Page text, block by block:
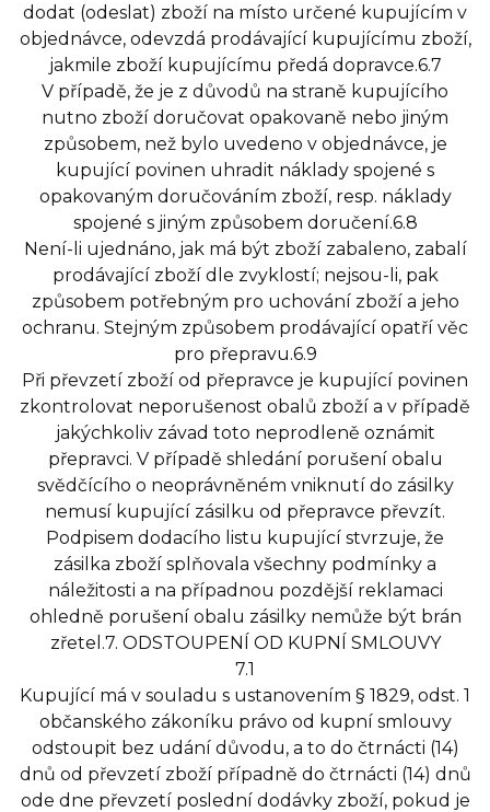
dodat (odeslat) zboží na místo určené kupujícím v
objednávce, odevzdá prodávající kupujícímu zboží,
jakmile zboží kupujícímu předá dopravce.6.7
V případě, že je z důvodů na straně kupujícího
nutno zboží doručovat opakovaně nebo jiným
způsobem, než bylo uvedeno v objednávce, je
kupující povinen uhradit náklady spojené s
opakovaným doručováním zboží, resp. náklady
spojené s jiným způsobem doručení.6.8
Není-li ujednáno, jak má být zboží zabaleno, zabalí
prodávající zboží dle zvyklostí; nejsou-li, pak
způsobem potřebným pro uchování zboží a jeho
ochranu. Stejným způsobem prodávající opatří věc
pro přepravu.6.9
Při převzetí zboží od přepravce je kupující povinen
zkontrolovat neporušenost obalů zboží a v případě
jakýchkoliv závad toto neprodleně oznámit
přepravci. V případě shledání porušení obalu
svědčícího o neoprávněném vniknutí do zásilky
nemusí kupující zásilku od přepravce převzít.
Podpisem dodacího listu kupující stvrzuje, že
zásilka zboží splňovala všechny podmínky a
náležitosti a na případnou pozdější reklamaci
ohledně porušení obalu zásilky nemůže být brán
zřetel.7. ODSTOUPENÍ OD KUPNÍ SMLOUVY
7.1
Kupující má v souladu s ustanovením § 1829, odst. 1
občanského zákoníku právo od kupní smlouvy
odstoupit bez udání důvodu, a to do čtrnácti (14)
dnů od převzetí zboží případně do čtrnácti (14) dnů
ode dne převzetí poslední dodávky zboží, pokud je